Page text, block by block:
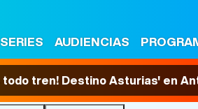
SERIES AUDIENCIAS
todo tren! Destino Asturias' en